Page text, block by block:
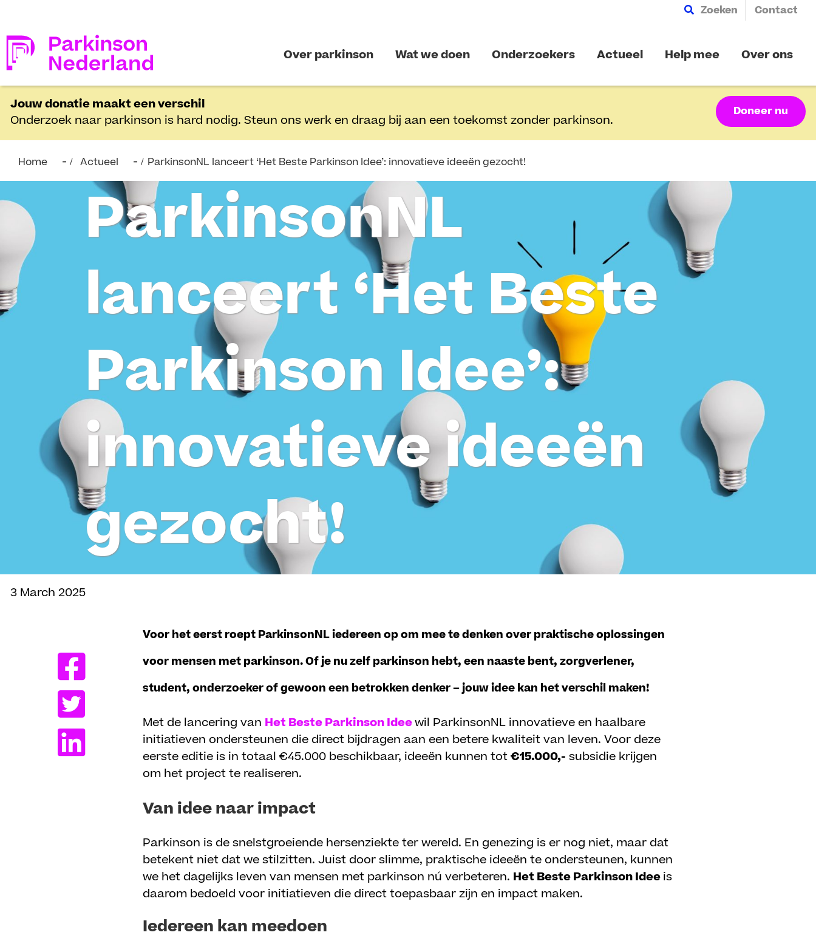
Zoeken Contact
Over parkinson Wat we doen Onderzoekers Actueel Help mee Over ons
Jouw donatie maakt een verschil
Onderzoek naar parkinson is hard nodig. Steun ons werk en draag bij aan een toekomst zonder parkinson.
Doneer nu
Home Actueel ParkinsonNL lanceert ‘Het Beste Parkinson Idee’: innovatieve ideeën gezocht!
ParkinsonNL
lanceert ‘Het Beste
Parkinson Idee’:
innovatieve ideeën
gezocht!
3 March 2025
Voor het eerst roept ParkinsonNLiedereen op om mee te denken over praktische oplossingen
voor mensen met parkinson. Of je nu zelf parkinson hebt, een naaste bent, zorgverlener,
student, onderzoeker of gewoon een betrokken denker – jouw idee kan het verschil maken!
Met de lancering van Het Beste Parkinson Ideewil ParkinsonNL innovatieve en haalbare
initiatieven ondersteunen die direct bijdragen aan een betere kwaliteit van leven. Voor deze
eerste editie is in totaal €45.000 beschikbaar, ideeën kunnen tot€15.000,- subsidie krijgen
om het project te realiseren.
Van idee naar impact
Parkinson is de snelstgroeiende hersenziekte ter wereld. En genezing is er nog niet, maar dat
betekent niet dat we stilzitten. Juist door slimme, praktische ideeën te ondersteunen, kunnen
we het dagelijks leven van mensen met parkinson nú verbeteren. Het Beste Parkinson Ideeis
daarom bedoeld voor initiatieven die direct toepasbaar zijn en impact maken.
Iedereen kan meedoen